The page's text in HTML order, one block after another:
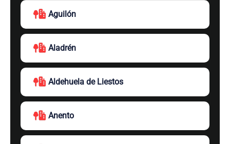
Aguilón
Aladrén
Aldehuela de Liestos
Anento